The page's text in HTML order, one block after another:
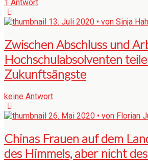
1 Antwort
13. Juli 2020 • von Sinja
Zwischen Abschluss und
Hochschulabsolventen
Zukunftsängste
keine Antwort
26. Mai 2020 • von Florian
Chinas Frauen auf dem
des Himmels, aber nicht